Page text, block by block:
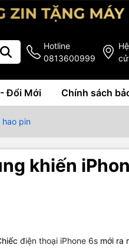
Hotline
0813600999
Đổi Mới Chính sách
pin
khiến
điện thoại iPhone 6s mới ra